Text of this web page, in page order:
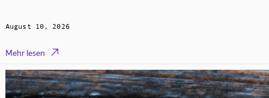
August 10, 2026
Mehr lesen 